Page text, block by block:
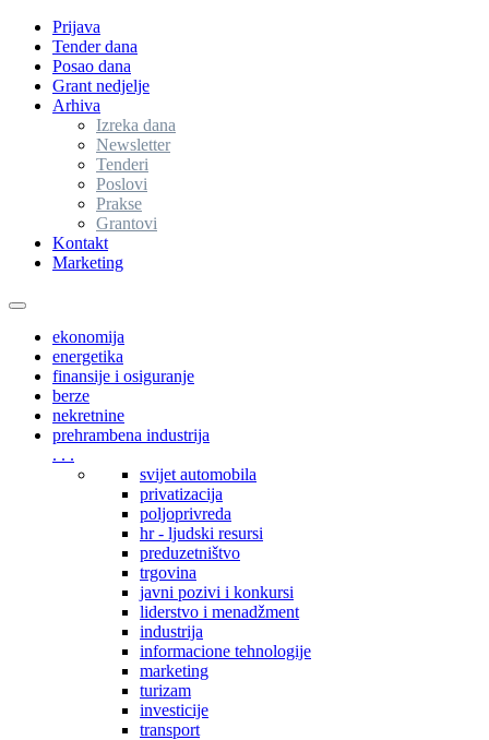
Prijava
Tender dana
Posao dana
Grant nedjelje
Arhiva
Izreka dana
Newsletter
Tenderi
Poslovi
Prakse
Grantovi
Kontakt
Marketing
Toggle
navigationekonomija
energetika
finansije i osiguranje
berze
nekretnine
prehrambena industrija
. . .
svijet automobila
privatizacija
poljoprivreda
hr - ljudski resursi
preduzetništvo
trgovina
javni pozivi i konkursi
liderstvo i menadžment
industrija
informacione tehnologije
marketing
turizam
investicije
transport